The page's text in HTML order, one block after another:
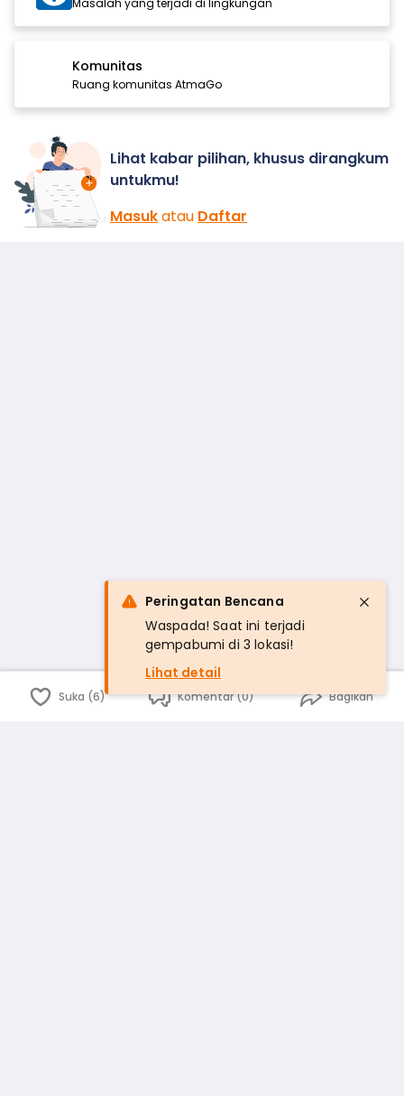
Masalah yang terjadi di lingkungan
Komunitas
Ruang komunitas AtmaGo
Lihat kabar pilihan, khusus dirangkum
untukmu!
Masukatau Daftar
Suka (6) Komentar (0) Bagikan
Peringatan Bencana
Waspada! Saat ini terjadi
gempabumi di 3 lokasi!
Lihat detail